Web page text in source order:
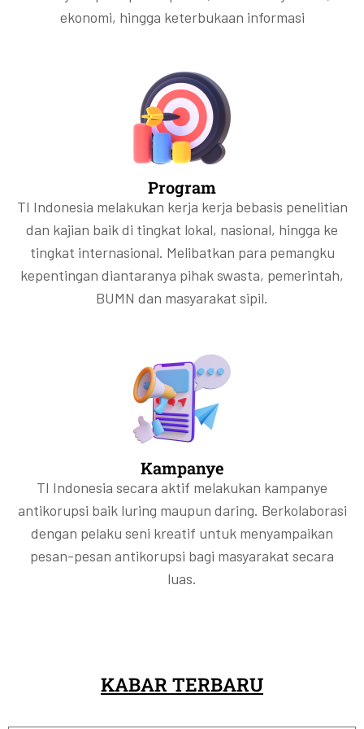
ekonomi, hingga keterbukaan informasi
Program
TI Indonesia melakukan kerja kerja bebasis penelitian
dan kajian baik di tingkat lokal, nasional, hingga ke
tingkat internasional. Melibatkan para pemangku
kepentingan diantaranya pihak swasta, pemerintah,
BUMN dan masyarakat sipil.
Kampanye
TI Indonesia secara aktif melakukan kampanye
antikorupsi baik luring maupun daring. Berkolaborasi
dengan pelaku seni kreatif untuk menyampaikan
pesan-pesan antikorupsi bagi masyarakat secara
luas.
KABAR TERBARU